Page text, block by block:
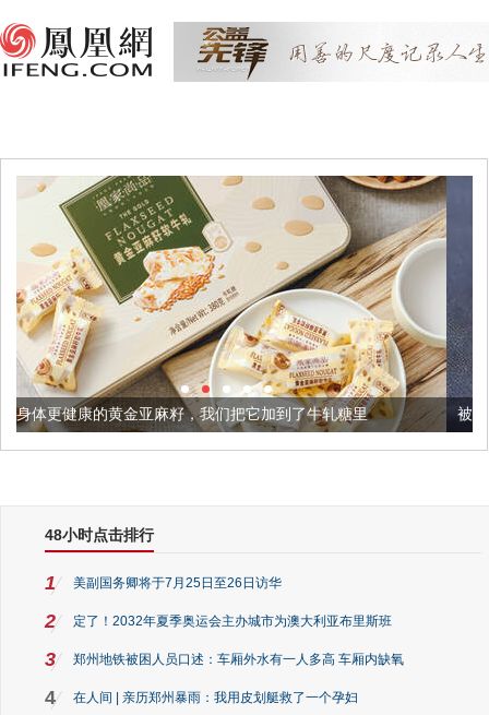
籽，我们把它加到了牛轧糖里 被列入佛家七宝的它到底
48小时点击排行
1 美副国务卿将于7月25日至26日访华
2 定了！2032年夏季奥运会主办城市为澳大利亚布里斯班
3 郑州地铁被困人员口述：车厢外水有一人多高 车厢内缺氧
4 在人间 | 亲历郑州暴雨：我用皮划艇救了一个孕妇